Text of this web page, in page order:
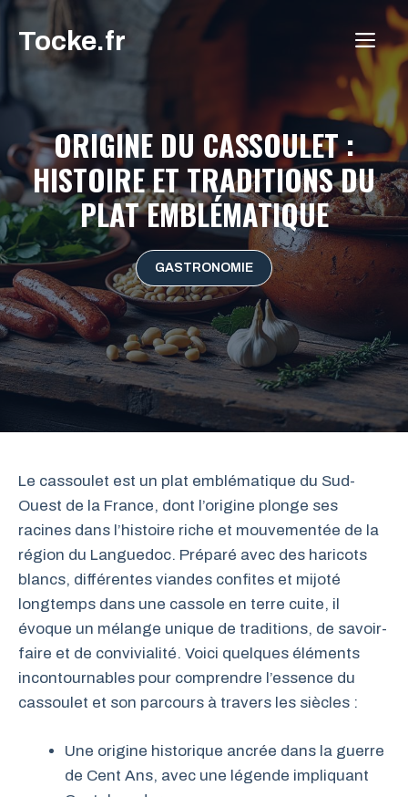
Aller
contenu
Tocke.fr
ORIGINE DU CASSOULET :
HISTOIRE ET TRADITIONS DU
PLAT EMBLÉMATIQUE
GASTRONOMIE
Le cassoulet est un plat emblématique du Sud-
Ouest de la France, dont l’origine plonge ses
racines dans l’histoire riche et mouvementée de la
région du Languedoc. Préparé avec des haricots
blancs, différentes viandes confites et mijoté
longtemps dans une cassole en terre cuite, il
évoque un mélange unique de traditions, de savoir-
faire et de convivialité. Voici quelques éléments
incontournables pour comprendre l’essence du
cassoulet et son parcours à travers les siècles :
Une origine historique ancrée dans la guerre
de Cent Ans, avec une légende impliquant